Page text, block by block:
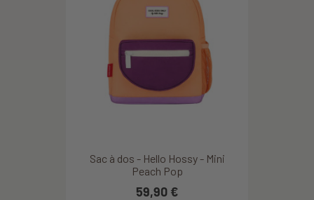
Sac à dos - Hello Hossy - Mini
Peach Pop
59,90 €